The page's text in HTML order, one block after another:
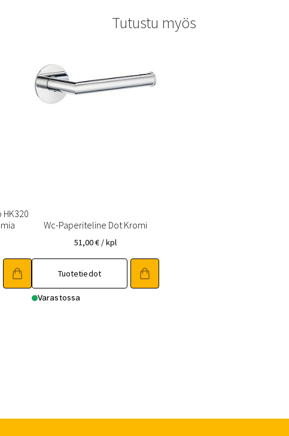
Tutustu myös
Wc-Paperiteline Dot Kromi
51,00€ / kpl
Tuotetiedot
Varastossa